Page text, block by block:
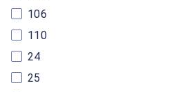
106
110
24
25